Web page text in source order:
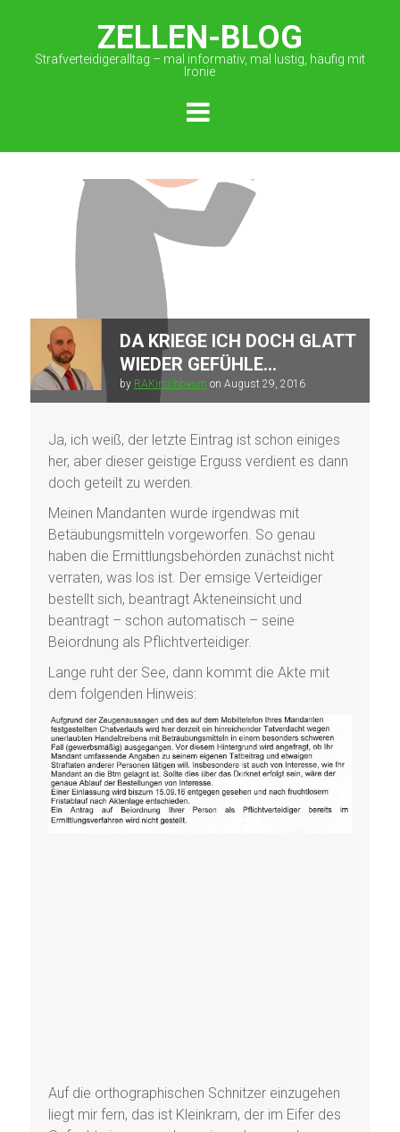
ZELLEN-BLOG
Strafverteidigeralltag – mal informativ, mal lustig, häufig mit
Ironie
DA KRIEGE ICH DOCH GLATT
WIEDER GEFÜHLE…
by RAKirschbaum on August 29, 2016
Ja, ich weiß, der letzte Eintrag ist schon einiges
her, aber dieser geistige Erguss verdient es dann
doch geteilt zu werden.
Meinen Mandanten wurde irgendwas mit
Betäubungsmitteln vorgeworfen. So genau
haben die Ermittlungsbehörden zunächst nicht
verraten, was los ist. Der emsige Verteidiger
bestellt sich, beantragt Akteneinsicht und
beantragt – schon automatisch – seine
Beiordnung als Pflichtverteidiger.
Lange ruht der See, dann kommt die Akte mit
dem folgenden Hinweis:
Auf die orthographischen Schnitzer einzugehen
liegt mir fern, das ist Kleinkram, der im Eifer des